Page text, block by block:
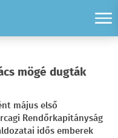
mögé dugták
május első
Rendőrkapitányság
idős emberek